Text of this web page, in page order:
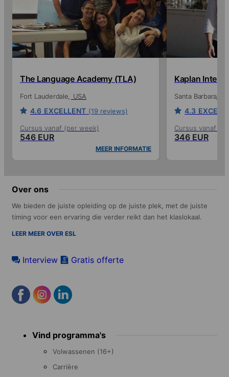
The Language Academy (TLA)
Fort Lauderdale USA
4.6 EXCELLENT (19 reviews)
Cursus vanaf (per week)
546 EUR
MEER INFORMATIE
Kaplan
Santa Barbara
4.3
Cursus vanaf
346 EUR
Over ons
We bieden de juiste opleiding op de juiste plek, met de juiste
timing voor een ervaring die verder reikt dan het klaslokaal.
LEER MEER OVER ESL
Interview Gratis offerte
menuVind programma's
Volwassenen (16+)
Carrière